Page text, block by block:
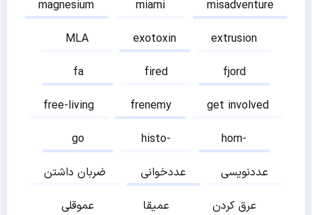
magnesium miami
misadventure
MLA
exotoxin
extrusion
fa
fired
fjord
free-living
frenemy
get involved
go
histo-
hom-
ضربان داشتن
عددخوانی
عددنویسی
عموقلی
عمیقا
عرق کردن